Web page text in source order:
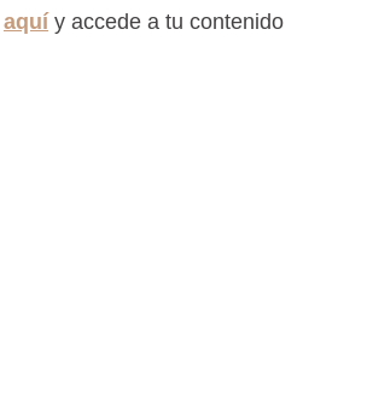
aquíy accede a tu contenido